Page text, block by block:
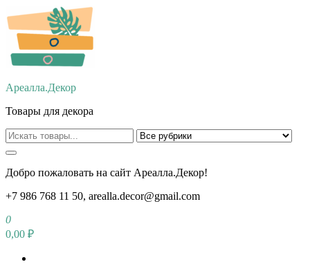
Перейти
к
содержимому
Ареалла.Декор
Товары для декора
Добро пожаловать на сайт Ареалла.Декор!
+7 986 768 11 50, arealla.decor@gmail.com
0
0,00 ₽